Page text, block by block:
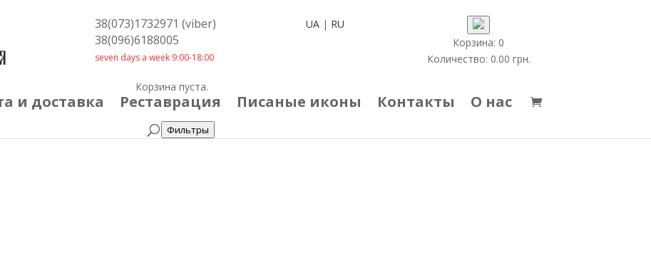
38(073)1732971 (viber)
38(096)6188005
seven days a week 9:00-18:00
UA | RU
Корзина: 0
Количество: 0.00 грн.
Корзина пуста.
и доставка Реставрация Писаные иконы Контакты О нас
Фильтры